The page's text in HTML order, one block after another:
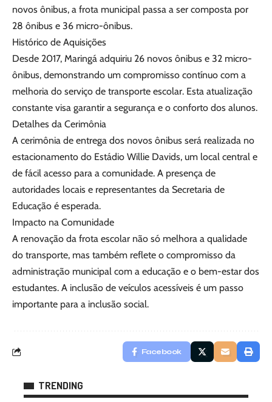
novos ônibus, a frota municipal passa a ser composta por
28 ônibus e 36 micro-ônibus.
Histórico de Aquisições
Desde 2017, Maringá adquiriu 26 novos ônibus e 32 micro-
ônibus, demonstrando um compromisso contínuo com a
melhoria do serviço de transporte escolar. Esta atualização
constante visa garantir a segurança e o conforto dos alunos.
Detalhes da Cerimônia
A cerimônia de entrega dos novos ônibus será realizada no
estacionamento do Estádio Willie Davids, um local central e
de fácil acesso para a comunidade. A presença de
autoridades locais e representantes da Secretaria de
Educação é esperada.
Impacto na Comunidade
A renovação da frota escolar não só melhora a qualidade
do transporte, mas também reflete o compromisso da
administração municipal com a educação e o bem-estar dos
estudantes. A inclusão de veículos acessíveis é um passo
importante para a inclusão social.
Facebook
TRENDING